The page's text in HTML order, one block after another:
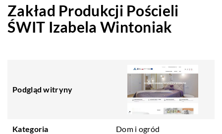
Zakład Produkcji Pościeli
ŚWIT Izabela Wintoniak
Podgląd witryny
Kategoria Dom i ogród